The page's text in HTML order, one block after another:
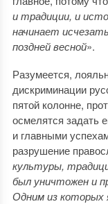
и традиции, и
начинает
поздней весной».
Разумеется,
дискриминации
пятой колонне,
осмелятся задать
и главными
разрушение
культуры,
был уничтожен и
Одним из которых